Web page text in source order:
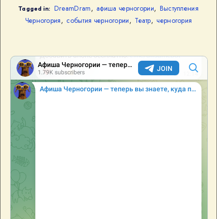
Tagged in: DreamDram, афиша черногории, Выступления
Черногория, события черногории, Театр, черногория